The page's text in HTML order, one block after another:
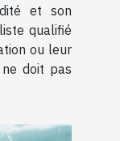
et son
qualifié
ou leur
doit pas